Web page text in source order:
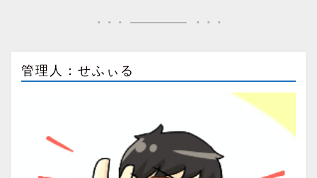
管理人：せふぃる